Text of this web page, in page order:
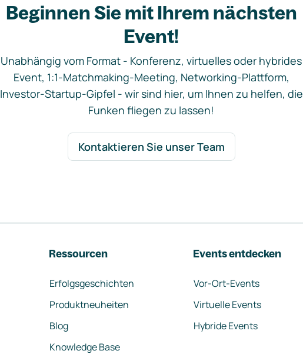
Beginnen Sie mit Ihrem nächsten
Event!
Unabhängig vom Format - Konferenz, virtuelles oder hybrides
Event, 1:1-Matchmaking-Meeting, Networking-Plattform,
Investor-Startup-Gipfel - wir sind hier, um Ihnen zu helfen, die
Funken fliegen zu lassen!
Kontaktieren Sie unser Team
Ressourcen
Erfolgsgeschichten
Produktneuheiten
Blog
Knowledge Base
Events entdecken
Vor-Ort-Events
Virtuelle Events
Hybride Events